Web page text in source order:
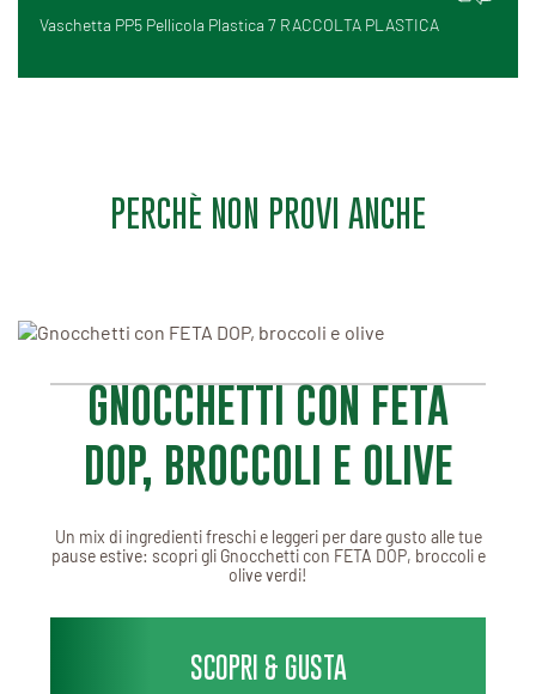
Vaschetta PP5 Pellicola Plastica 7 RACCOLTA PLASTICA
PERCHÈ NON PROVI ANCHE
GNOCCHETTI CON FETA
DOP, BROCCOLI E OLIVE
Un mix di ingredienti freschi e leggeri per dare gusto alle tue
pause estive: scopri gli Gnocchetti con FETA DOP, broccoli e
olive verdi!
SCOPRI & GUSTA